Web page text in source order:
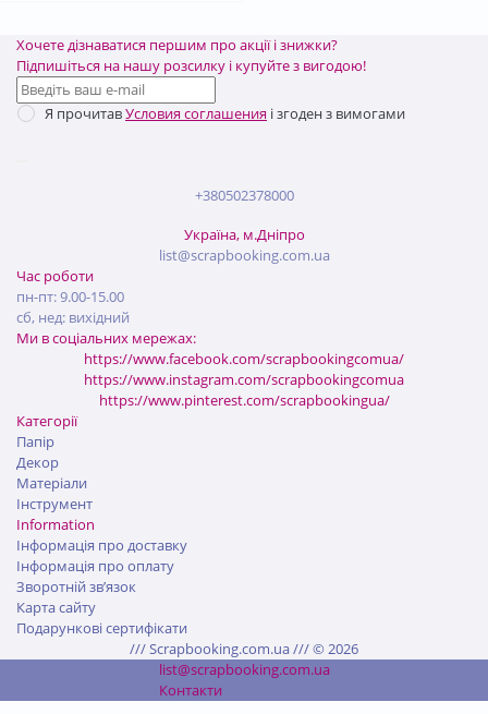
Хочете дізнаватися першим про акції і знижки?
Підпишіться на нашу розсилку і купуйте з вигодою!
Я прочитавУсловия соглашения і згоден з вимогами
+380502378000
Україна, м.Дніпро
list@scrapbooking.com.ua
Категорії
Папір
Декор
Матеріали
Інструмент
Information
Інформація про доставку
Інформація про оплату
Зворотній зв’язок
Карта сайту
Подарункові сертифікати
Час роботи
пн-пт: 9.00-15.00
сб, нед: вихідний
Ми в соціальних мережах:
https://www.facebook.com/scrapbookingcomua/
https://www.instagram.com/scrapbookingcomua
https://www.pinterest.com/scrapbookingua/
/// Scrapbooking.com.ua /// © 2026
list@scrapbooking.com.ua
Контакти